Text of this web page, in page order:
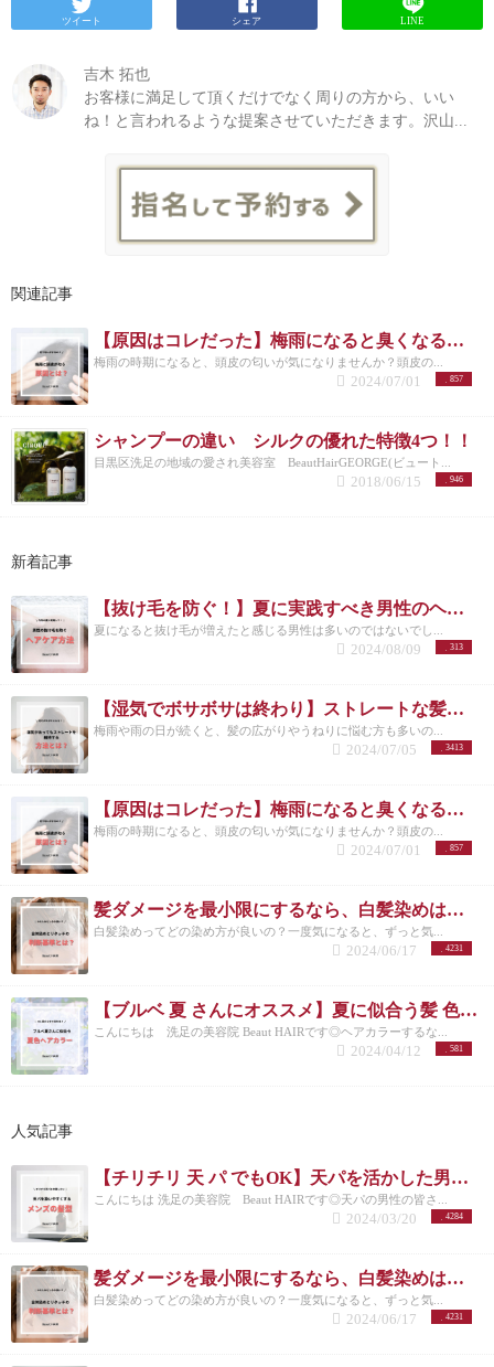
ツイート シェア LINE
吉木 拓也
お客様に満足して頂くだけでなく周りの方から、いい
ね！と言われるような提案させていただきます。沢山...
関連記事
【原因はコレだった】梅雨になると臭くなる頭皮の匂いを緩和する方法とは？オススメアイテムも紹介
梅雨の時期になると、頭皮の匂いが気になりませんか？頭皮の...
857
2024/07/01
シャンプーの違い シルクの優れた特徴4つ！！
目黒区洗足の地域の愛され美容室 BeautHairGEORGE(ビュート...
946
2018/06/15
新着記事
【抜け毛を防ぐ！】夏に実践すべき男性のヘアケア方法とは？
夏になると抜け毛が増えたと感じる男性は多いのではないでし...
313
2024/08/09
【湿気でボサボサは終わり】ストレートな髪の毛を維持する対策とは？
梅雨や雨の日が続くと、髪の広がりやうねりに悩む方も多いの...
3413
2024/07/05
【原因はコレだった】梅雨になると臭くなる頭皮の匂いを緩和する方法とは？オススメアイテムも紹介
梅雨の時期になると、頭皮の匂いが気になりませんか？頭皮の...
857
2024/07/01
髪ダメージを最小限にするなら、白髪染めはリタッチと全体 どっちがベスト？
白髪染めってどの染め方が良いの？一度気になると、ずっと気...
4231
2024/06/17
【ブルベ 夏 さんにオススメ】夏に似合う髪 色とは？長持ちさせるケア方法も紹介！
こんにちは 洗足の美容院 Beaut HAIRです◎ヘアカラーするな...
581
2024/04/12
人気記事
【チリチリ 天 パ でもOK】天パを活かした男性にオススメの髪型を紹介！
こんにちは 洗足の美容院 Beaut HAIRです◎天パの男性の皆さ...
4284
2024/03/20
髪ダメージを最小限にするなら、白髪染めはリタッチと全体 どっちがベスト？
白髪染めってどの染め方が良いの？一度気になると、ずっと気...
4231
2024/06/17